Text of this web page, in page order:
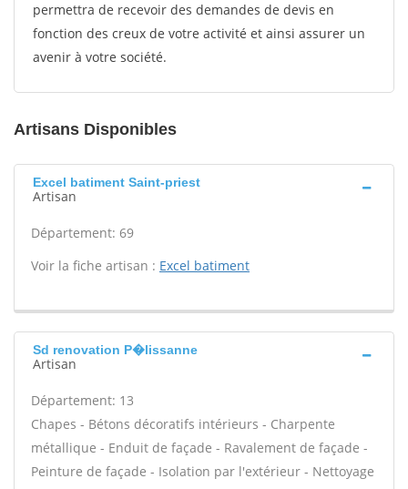
permettra de recevoir des demandes de devis en
fonction des creux de votre activité et ainsi assurer un
avenir à votre société.
Artisans Disponibles
Excel batiment Saint-priest
Artisan
Département: 69
Voir la fiche artisan : Excel batiment
Sd renovation P�lissanne
Artisan
Département: 13
Chapes - Bétons décoratifs intérieurs - Charpente
métallique - Enduit de façade - Ravalement de façade -
Peinture de façade - Isolation par l'extérieur - Nettoyage